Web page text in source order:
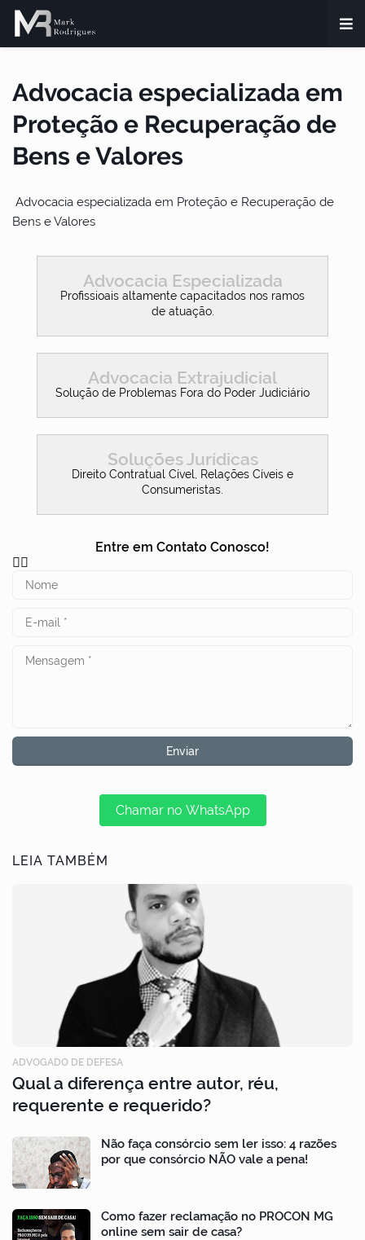
Advocacia especializada em
Proteção e Recuperação de
Bens e Valores
Advocacia especializada em Proteção e Recuperação de
Bens e Valores
Advocacia Especializada
Profissioais altamente capacitados nos ramos
de atuação.
Advocacia Extrajudicial
Solução de Problemas Fora do Poder Judiciário
Soluções Jurídicas
Direito Contratual Cível, Relações Cíveis e
Consumeristas.
Entre em Contato Conosco!
👇🏼
Chamar no WhatsApp
LEIA TAMBÉM
ADVOGADO DE DEFESA
Qual a diferença entre autor, réu,
requerente e requerido?
Não faça consórcio sem ler isso: 4 razões
por que consórcio NÃO vale a pena!
Como fazer reclamação no PROCON MG
online sem sair de casa?